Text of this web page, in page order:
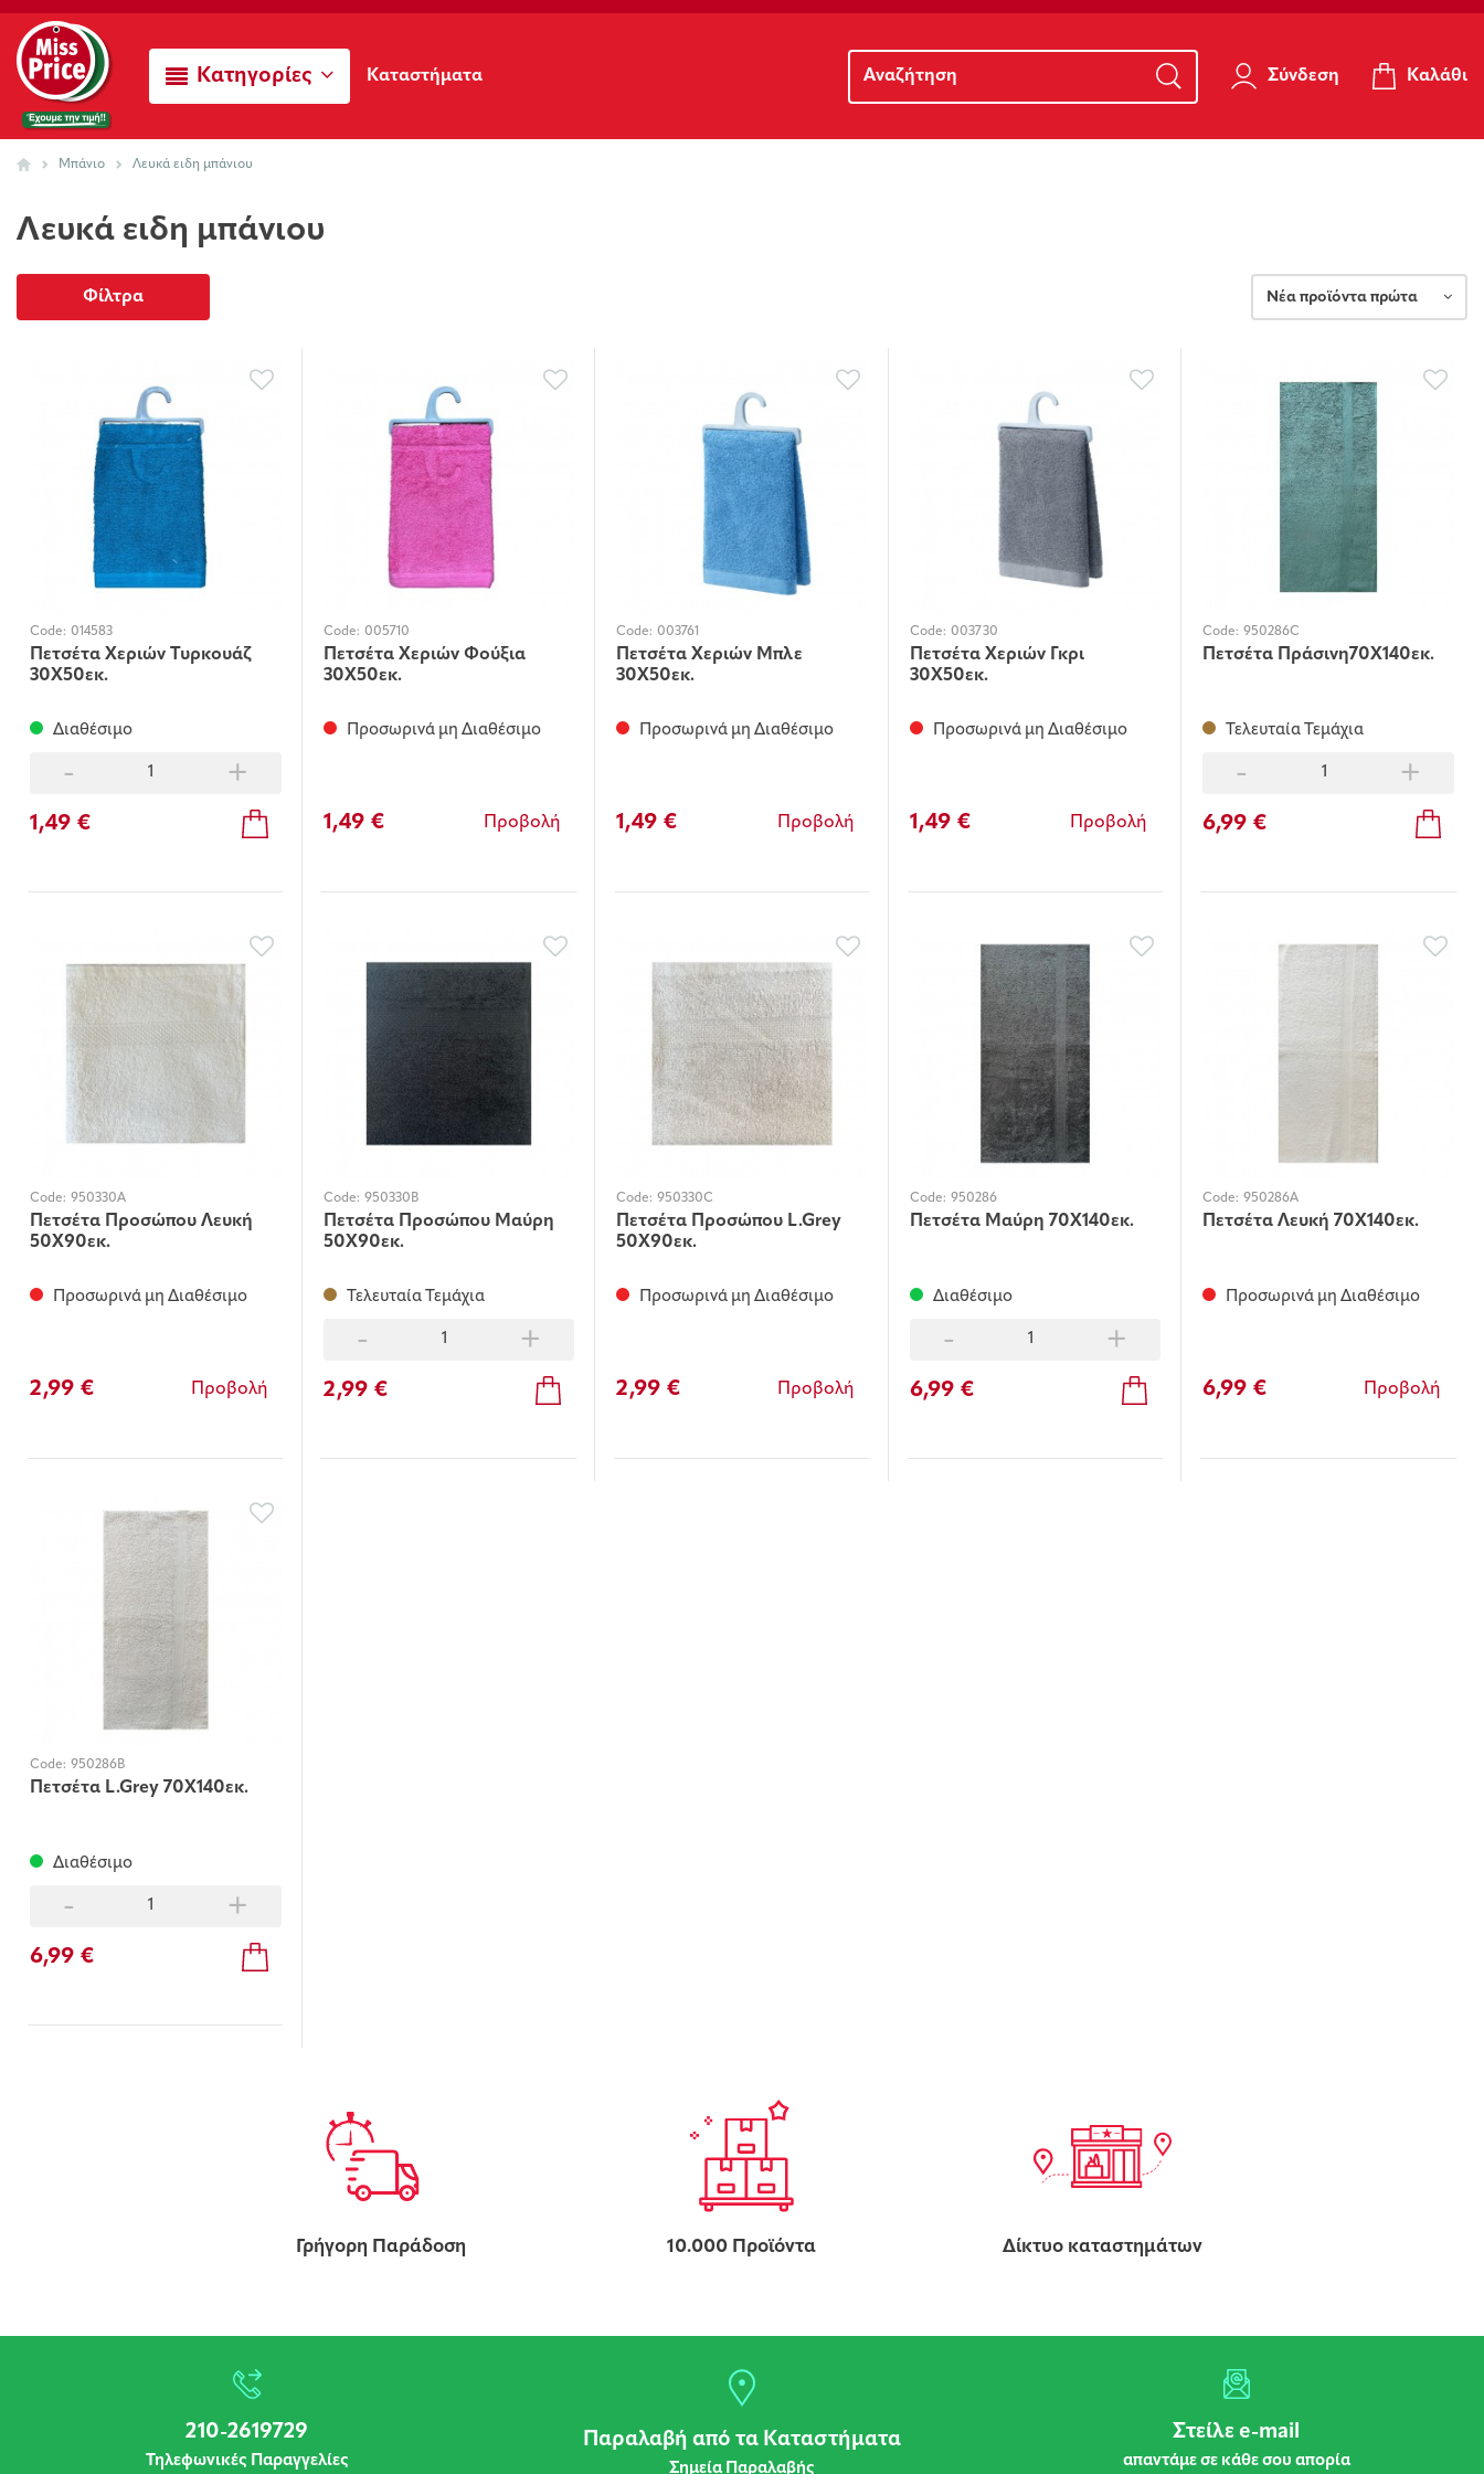
Κατηγορίες Καταστήματα Σύνδεση Καλάθι
Μπάνιο Λευκά ειδη μπάνιου
Λευκά ειδη μπάνιου
Φίλτρα Νέα προϊόντα πρώτα
Code: 014583
Πετσέτα Χεριών Τυρκουάζ
30Χ50εκ.
Διαθέσιμο
- +
1,49 €
Code: 005710
Πετσέτα Χεριών Φούξια
30Χ50εκ.
Προσωρινά μη Διαθέσιμο
1,49 € Προβολή
Code: 003761
Πετσέτα Χεριών Μπλε
30Χ50εκ.
Προσωρινά μη Διαθέσιμο
1,49 € Προβολή
Code: 003730
Πετσέτα Χεριών Γκρι
30Χ50εκ.
Προσωρινά μη Διαθέσιμο
1,49 € Προβολή
Code: 950286C
Πετσέτα Πράσινη70Χ140εκ.
Τελευταία Τεμάχια
- +
6,99 €
Code: 950330A
Πετσέτα Προσώπου Λευκή
50Χ90εκ.
Προσωρινά μη Διαθέσιμο
2,99 € Προβολή
Code: 950330B
Πετσέτα Προσώπου Μαύρη
50Χ90εκ.
Τελευταία Τεμάχια
- +
2,99 €
Code: 950330C
Πετσέτα Προσώπου L.Grey
50Χ90εκ.
Προσωρινά μη Διαθέσιμο
2,99 € Προβολή
Code: 950286
Πετσέτα Μαύρη 70Χ140εκ.
Διαθέσιμο
- +
6,99 €
Code: 950286A
Πετσέτα Λευκή 70Χ140εκ.
Προσωρινά μη Διαθέσιμο
6,99 € Προβολή
Code: 950286B
Πετσέτα L.Grey 70Χ140εκ.
Διαθέσιμο
- +
6,99 €
Γρήγορη Παράδοση 10.000 Προϊόντα Δίκτυο καταστημάτων
210-2619729
Τηλεφωνικές Παραγγελίες
Παραλαβή από τα Καταστήματα
Σημεία Παραλαβής
Στείλε e-mail
απαντάμε σε κάθε σου απορία